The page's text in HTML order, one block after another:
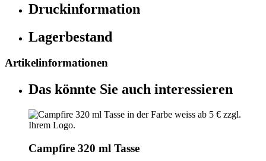
Druckinformation
Lagerbestand
Artikelinformationen
Das könnte Sie auch interessieren
Campfire 320 ml Tasse